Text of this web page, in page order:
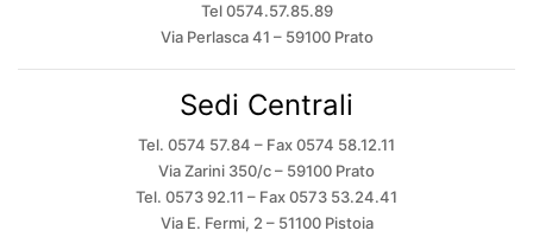
Tel 0574.57.85.89
Via Perlasca 41 – 59100 Prato
Sedi Centrali
Tel. 0574 57.84 – Fax 0574 58.12.11
Via Zarini 350/c – 59100 Prato
Tel. 0573 92.11 – Fax 0573 53.24.41
Via E. Fermi, 2 – 51100 Pistoia